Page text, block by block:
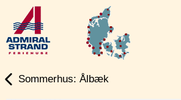
Sommerhus: Ålbæk